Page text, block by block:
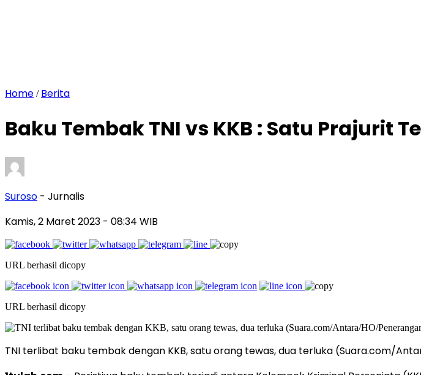
Home / Berita
Baku Tembak TNI vs KKB : Satu Prajurit
Suroso - Jurnalis
Kamis, 2 Maret 2023 - 08:34 WIB
URL berhasil dicopy
URL berhasil dicopy
TNI terlibat baku tembak dengan KKB, satu orang tewas, dua terluka (Suara.com/